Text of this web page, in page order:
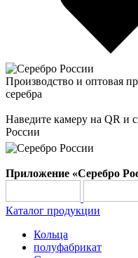
Производство и оптовая
серебра
Наведите камеру на QR и
России
Приложение «Серебро
Каталог продукции
Кольца
полуфабрикат